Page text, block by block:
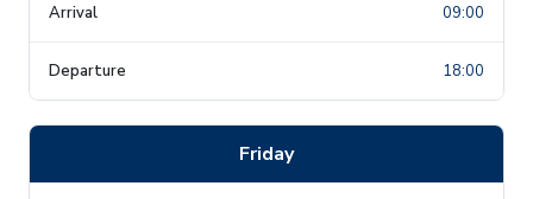
09:00
18:00
Friday